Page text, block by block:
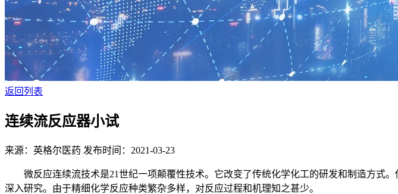
返回列表
连续流反应器小试
来源：英格尔医药 发布时间：2021-03-23
微反应连续流技术是21世纪一项颠覆性技术。它改变了传统化学化工的研发和制造方式
深入研究。由于精细化学反应种类繁杂多样，对反应过程和机理知之甚少。